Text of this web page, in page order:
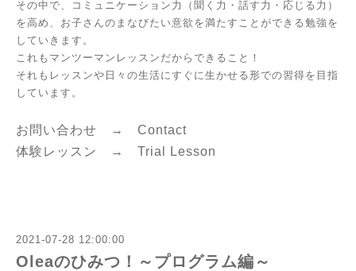
その中で、コミュニケーション力（聞く力・話す力・応じる力）
を高め、お子さんのまなびたい意欲を満たすことができる勉強を
していきます。
これもマンツーマンレッスンだからできること！
それもレッスンや日々の生活にすぐに生かせる形での習得を目指
しています。
お問い合わせ → Contact
体験レッスン → Trial Lesson
2021-07-28 12:00:00
Oleaのひみつ！～プログラム編～